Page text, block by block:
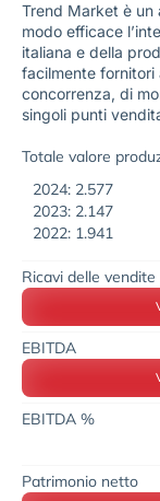
Trend Market è
modo efficace
italiana e della
facilmente fornitori
concorrenza, di
singoli punti
Totale valore
2024: 2.577
2023: 2.147
2022: 1.941
Ricavi delle vendite
EBITDA
EBITDA %
Patrimonio netto